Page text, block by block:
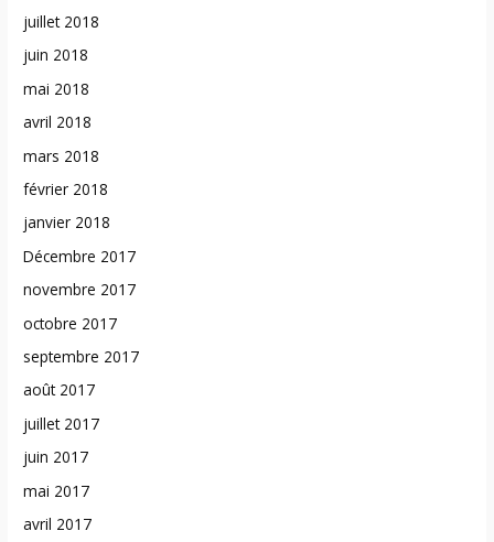
juillet 2018
juin 2018
mai 2018
avril 2018
mars 2018
février 2018
janvier 2018
Décembre 2017
novembre 2017
octobre 2017
septembre 2017
août 2017
juillet 2017
juin 2017
mai 2017
avril 2017